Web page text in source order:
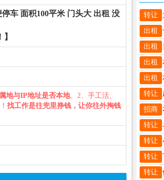
车 面积100平米 门头大 出租 没
地与IP地址是否本地。2、手工活、
找工作是往兜里挣钱，让你往外掏钱
转让
出租
出租
出租
出租
转让
招商
转让
转让
转让
转让